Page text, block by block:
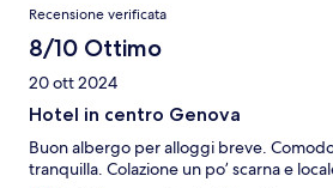
Recensione verificata
8/10 Ottimo
20 ott 2024
Hotel in centro Genova
Buon albergo per alloggi breve.
tranquilla. Colazione un po’ scarna e